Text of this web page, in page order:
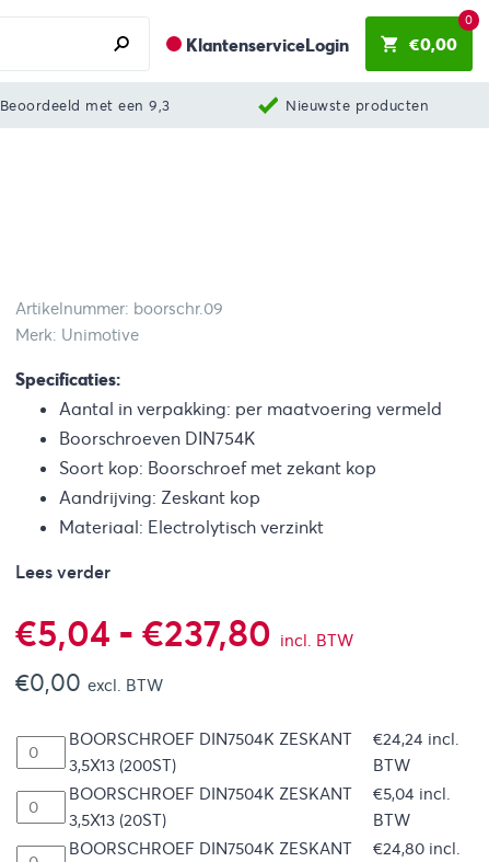
KlantenserviceLogin €0,00
0
Beoordeeld met een 9,3 Nieuwste producten
Artikelnummer: boorschr.09
Merk: Unimotive
Specificaties:
Aantal in verpakking: per maatvoering vermeld
Boorschroeven DIN754K
Soort kop: Boorschroef met zekant kop
Aandrijving: Zeskant kop
Materiaal: Electrolytisch verzinkt
Lees verder
€5,04 - €237,80 Prijsklasse:
tot
€237,80
incl. BTW
€0,00 excl. BTW
BOORSCHROEF DIN7504K ZESKANT
3,5X13 (200ST)
€24,24 incl.
BTW
BOORSCHROEF DIN7504K ZESKANT
3,5X13 (20ST)
€5,04 incl.
BTW
BOORSCHROEF DIN7504K ZESKANT
€24,80 incl.